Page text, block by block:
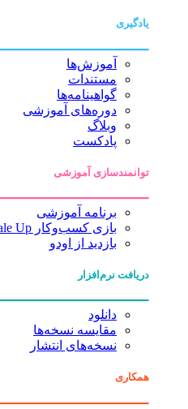
یادگیری
آموزش‌ها
مستندات
گواهینامه‌ها
دوره‌های آموزشی
وبلاگ
پادکست
توانمندسازی آموزشی
برنامه آموزشی
بازی کسب‌وکار Scale Up!
بازدید از اودو
دریافت نرم‌افزار
دانلود
مقایسه نسخه‌ها
نسخه‌های انتشار
همکاری